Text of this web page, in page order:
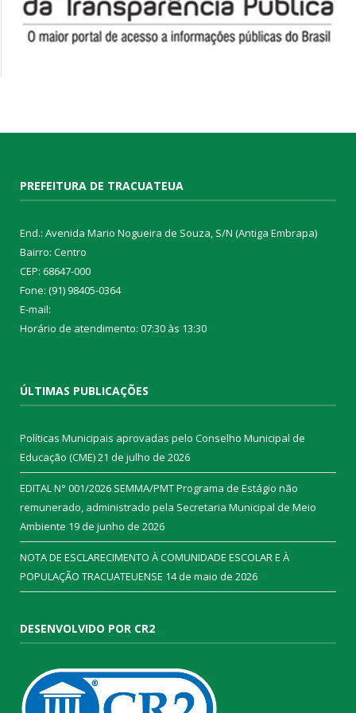
PREFEITURA DE TRACUATEUA
End.: Avenida Mario Nogueira de Souza, S/N (Antiga Embrapa)
Bairro: Centro
CEP: 68647-000
Fone: (91) 98405-0364
E-mail:
Horário de atendimento: 07:30 às 13:30
ÚLTIMAS PUBLICAÇÕES
Políticas Municipais aprovadas pelo Conselho Municipal de
Educação (CME)21 de julho de 2026
EDITAL N° 001/2026 SEMMA/PMT Programa de Estágio não
remunerado, administrado pela Secretaria Municipal de Meio
Ambiente 19 de junho de 2026
NOTA DE ESCLARECIMENTO À COMUNIDADE ESCOLAR E À
POPULAÇÃO TRACUATEUENSE 14 de maio de 2026
DESENVOLVIDO POR CR2